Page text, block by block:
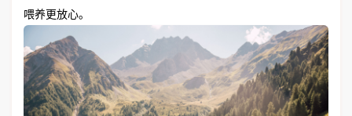
喂养更放心。